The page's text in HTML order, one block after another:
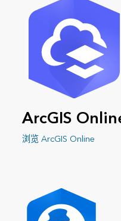
ArcGIS
浏览 ArcGIS Online